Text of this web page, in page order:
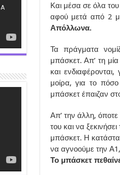
Και μέσα σε όλα του
αφού μετά από 2
Απόλλωνα.
Τα πράγματα
μπάσκετ. Απ’ τη
και
μοίρα, για το
μπάσκετ έπαιζαν
Απ’ την άλλη,
του και να
μπάσκετ. Η
να αγνοούμε την
Το μπάσκετ